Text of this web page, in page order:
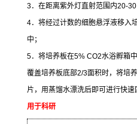
3．在距离紫外灯直射范围内20-30
4．将经过计数的细胞悬浮液移入
中；
5．将培养板在5% CO2水浴孵箱中
覆盖培养板底部2/3面积时，将培
片，用蒸馏水漂洗后即可进行快速
用于科研